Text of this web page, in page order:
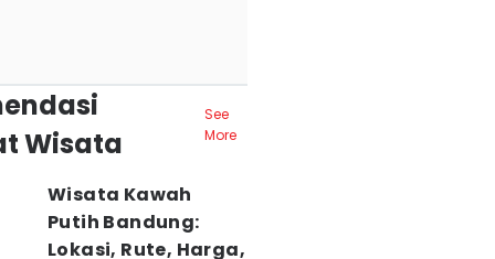
Wisata
See
More
Wisata Kawah
Putih Bandung:
Lokasi, Rute, Harga,